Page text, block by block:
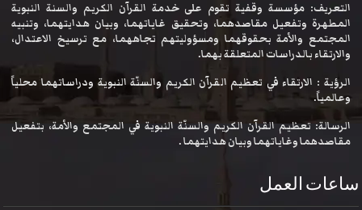
التعريف: مؤسسة وقفية تقوم على خدمة القرآن الكريم والسنة النبوية
المطهرة وتفعيل مقاصدهما، وتحقيق غاياتهما، وبيان هدايتهما، وتنبيه
المجتمع والأمة بحقوقهما ومسؤوليتهم تجاههما، مع ترسيخ الاعتدال،
والارتقاء بالدراسات المتعلقة بهما.
الرؤية : الارتقاء في تعظيم القرآن الكريم والسنّة النبوية ودراساتهما محلياً
وعالمياً.
الرسالة: تعظيم القرآن الكريم والسنّة النبوية في المجتمع والأمة، بتفعيل
مقاصدهما وغاياتهما وبيان هدايتهما .
ساعات العمل